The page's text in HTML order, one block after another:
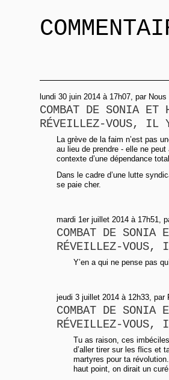
lundi 30 juin 2014 à 17h07, par
COMBAT DE SONIA ET
RÉVEILLEZ-VOUS,
La grève de la faim n’est pas
au lieu de prendre - elle ne
contexte d’une dépendance
Dans le cadre d’une lutte
se paie cher.
mardi 1er juillet 2014 à 17h51,
COMBAT DE SONIA
RÉVEILLEZ-
Y’en a qui ne pense pas
jeudi 3 juillet 2014 à 12h33, par
COMBAT DE SONIA
RÉVEILLEZ-
Tu as raison, ces
d’aller tirer sur les flics et
martyres pour ta
haut point, on dirait un